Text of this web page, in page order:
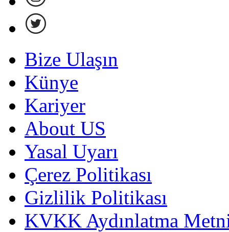
Bize Ulaşın
Künye
Kariyer
About US
Yasal Uyarı
Çerez Politikası
Gizlilik Politikası
KVKK Aydınlatma